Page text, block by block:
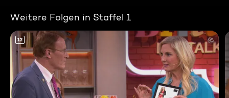
Weitere Folgen in Staffel 1
12